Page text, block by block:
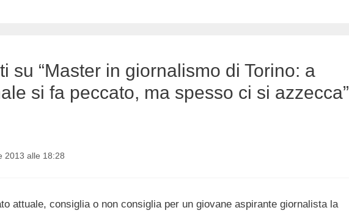
su “Master in giornalismo di Torino: a
si fa peccato, ma spesso ci si azzecca”
2013 alle 18:28
attuale, consiglia o non consiglia per un giovane aspirante giornalista la